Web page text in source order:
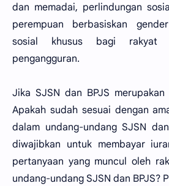
dan memadai, perlindungan
perempuan berbasiskan
sosial khusus bagi
pengangguran.
Jika SJSN dan BPJS
Apakah sudah sesuai dengan
dalam undang-undang SJSN
diwajibkan untuk membayar
pertanyaan yang muncul oleh
undang-undang SJSN dan BPJS?